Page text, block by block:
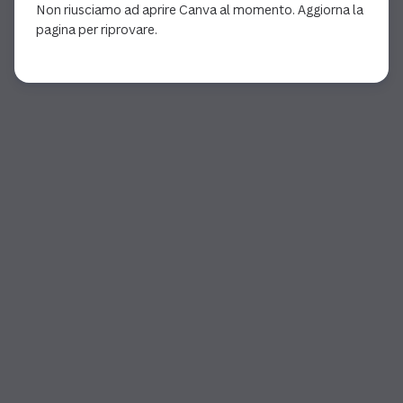
Non riusciamo ad aprire Canva al momento. Aggiorna la
pagina per riprovare.